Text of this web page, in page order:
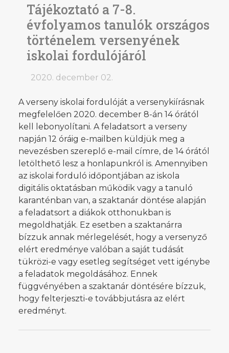
Tájékoztató a 7-8.
évfolyamos tanulók országos
történelem versenyének
iskolai fordulójáról
2020. december 02.
A verseny iskolai fordulóját a versenykiírásnak
megfelelően 2020. december 8-án 14 órától
kell lebonyolítani. A feladatsort a verseny
napján 12 óráig e-mailben küldjük meg a
nevezésben szereplő e-mail címre, de 14 órától
letölthető lesz a honlapunkról is. Amennyiben
az iskolai forduló időpontjában az iskola
digitális oktatásban működik vagy a tanuló
karanténban van, a szaktanár döntése alapján
a feladatsort a diákok otthonukban is
megoldhatják. Ez esetben a szaktanárra
bízzuk annak mérlegelését, hogy a versenyző
elért eredménye valóban a saját tudását
tükrözi-e vagy esetleg segítséget vett igénybe
a feladatok megoldásához. Ennek
függvényében a szaktanár döntésére bízzuk,
hogy felterjeszti-e továbbjutásra az elért
eredményt.